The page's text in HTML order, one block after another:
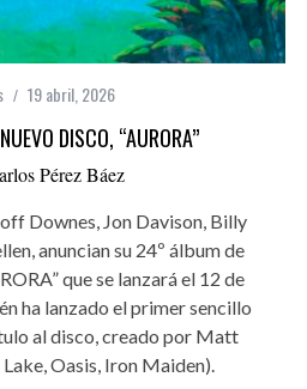
19 abril, 2026
DISCO, “AURORA”
Pérez Báez
Downes, Jon Davison, Billy
anuncian su 24º álbum de
que se lanzará el 12 de
ha lanzado el primer sencillo
al disco, creado por Matt
Oasis, Iron Maiden).